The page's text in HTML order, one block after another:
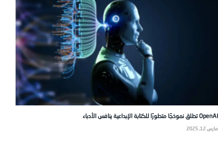
OpenAI تطلق نموذجًا متطورًا للكتابة الإبداعية ينافس الأدباء
مارس 12, 2025